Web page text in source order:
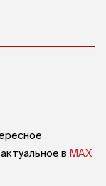
в MAX